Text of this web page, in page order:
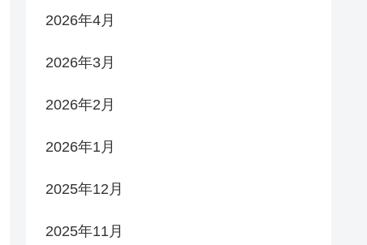
2026年4月
2026年3月
2026年2月
2026年1月
2025年12月
2025年11月